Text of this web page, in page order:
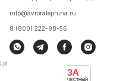
info@avroralepnina.ru
8 (800) 222-98-56
и
ЗА
ЧЕСТНЫЙ